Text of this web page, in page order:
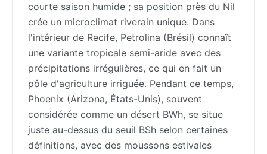
courte saison humide ; sa position près du Nil
crée un microclimat riverain unique. Dans
l'intérieur de Recife, Petrolina (Brésil) connaît
une variante tropicale semi-aride avec des
précipitations irrégulières, ce qui en fait un
pôle d'agriculture irriguée. Pendant ce temps,
Phoenix (Arizona, États-Unis), souvent
considérée comme un désert BWh, se situe
juste au-dessus du seuil BSh selon certaines
définitions, avec des moussons estivales